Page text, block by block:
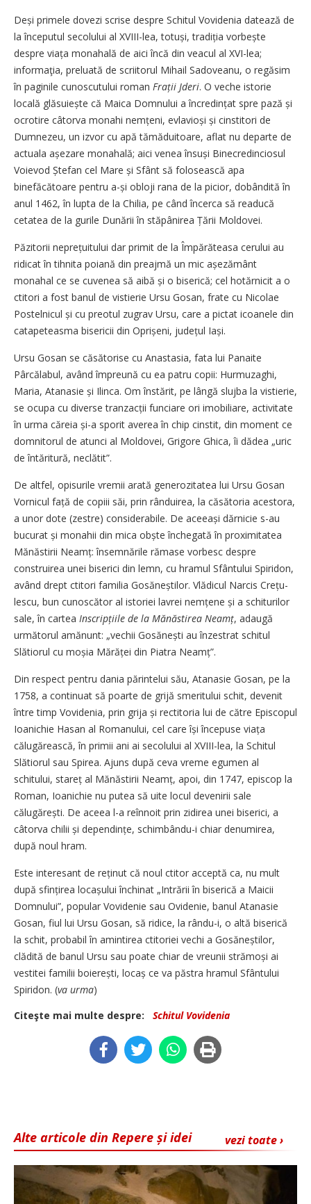
Deși primele dovezi scrise despre Schitul Vovidenia datează de
la începutul secolului al XVIII-lea, totuși, tradiția vorbește
despre viața monahală de aici încă din veacul al XVI-lea;
informaţia, preluată de scriitorul Mihail Sadoveanu, o regăsim
în paginile cunoscutului roman Frații Jderi. O veche istorie
locală glăsuiește că Maica Domnului a încredințat spre pază și
ocrotire câtorva monahi nemțeni, evlavioși și cinstitori de
Dumnezeu, un izvor cu apă tămăduitoare, aflat nu departe de
actuala așezare monahală; aici venea însuși Binecredinciosul
Voievod Ștefan cel Mare și Sfânt să folosească apa
binefăcătoare pentru a-și obloji rana de la picior, dobândită în
anul 1462, în lupta de la Chilia, pe când încerca să readucă
cetatea de la gurile Dunării în stăpânirea Țării Moldovei.
Păzitorii neprețuitului dar primit de la Împărăteasa cerului au
ridicat în tihnita poiană din preajmă un mic așezământ
monahal ce se cuvenea să aibă și o biserică; cel hotărnicit a o
ctitori a fost banul de vistierie Ursu Gosan, frate cu Nicolae
Postelnicul și cu preotul zugrav Ursu, care a pictat icoanele din
catapeteasma bisericii din Oprișeni, județul Iași.
Ursu Gosan se căsătorise cu Anastasia, fata lui Panaite
Pârcălabul, având împreună cu ea patru copii: Hurmuzaghi,
Maria, Atanasie și Ilinca. Om înstărit, pe lângă slujba la vistierie,
se ocupa cu diverse tranzacții funciare ori imobiliare, activitate
în urma căreia și-a sporit averea în chip cinstit, din moment ce
domnitorul de atunci al Moldovei, Grigore Ghica, îi dădea „uric
de întăritură, neclătit”.
De altfel, opisurile vremii arată generozitatea lui Ursu Gosan
Vornicul față de copiii săi, prin rânduirea, la căsătoria acestora,
a unor dote (zestre) considerabile. De ace­eași dărnicie s-au
bucurat și monahii din mica obște închegată în proximitatea
Mănăstirii Neamț: însemnările rămase vorbesc despre
construirea unei biserici din lemn, cu hramul Sfântului Spiridon,
având drept ctitori familia Gosă­neștilor. Vlădicul Narcis Cre­țu­
lescu, bun cu­noscător al istoriei lavrei nem­țene și a schiturilor
sale, în cartea Inscripțiile de la Mănăstirea Neamț, adaugă
următorul amănunt: „vechii Gosănești au înzestrat schitul
Slătiorul cu moșia Mărăței din Piatra Neamț”.
Din respect pentru dania părintelui său, Atanasie Gosan, pe la
1758, a continuat să poarte de grijă smeritului schit, devenit
între timp Vovidenia, prin grija și rectitoria lui de către Episcopul
Ioanichie Hasan al Romanului, cel care își începuse viața
călugărească, în primii ani ai secolului al XVIII-lea, la Schitul
Slătiorul sau Spirea. Ajuns după ceva vreme egumen al
schitului, stareț al Mănăstirii Neamț, apoi, din 1747, episcop la
Roman, Ioanichie nu putea să uite locul devenirii sale
călugărești. De aceea l-a reînnoit prin zidirea unei biserici, a
câtorva chilii și dependințe, schimbându-i chiar denumirea,
după noul hram.
Este interesant de reținut că noul ctitor acceptă ca, nu mult
după sfințirea locașului închinat „Intrării în biserică a Maicii
Domnului”, popular Vovidenie sau Ovidenie, banul Atanasie
Gosan, fiul lui Ursu Gosan, să ridice, la rân­du-i, o altă biserică
la schit, probabil în amintirea ctitoriei vechi a Gosă­neștilor,
clădită de banul Ursu sau poate chiar de vreunii strămoși ai
vestitei familii boierești, locaș ce va păstra hramul Sfântului
Spiridon. (va urma)
Citeşte mai multe despre:
Schitul Vovidenia
vezi toate ›
Alte articole din Repere și idei